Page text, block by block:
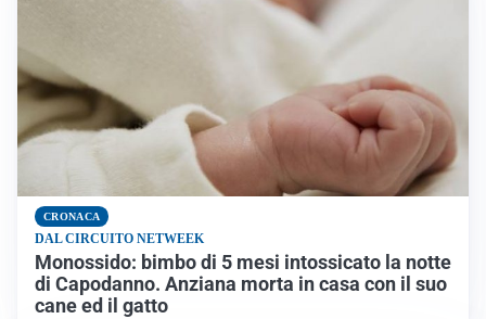
CRONACA
DAL CIRCUITO NETWEEK
Monossido: bimbo di 5 mesi intossicato la notte
di Capodanno. Anziana morta in casa con il suo
cane ed il gatto